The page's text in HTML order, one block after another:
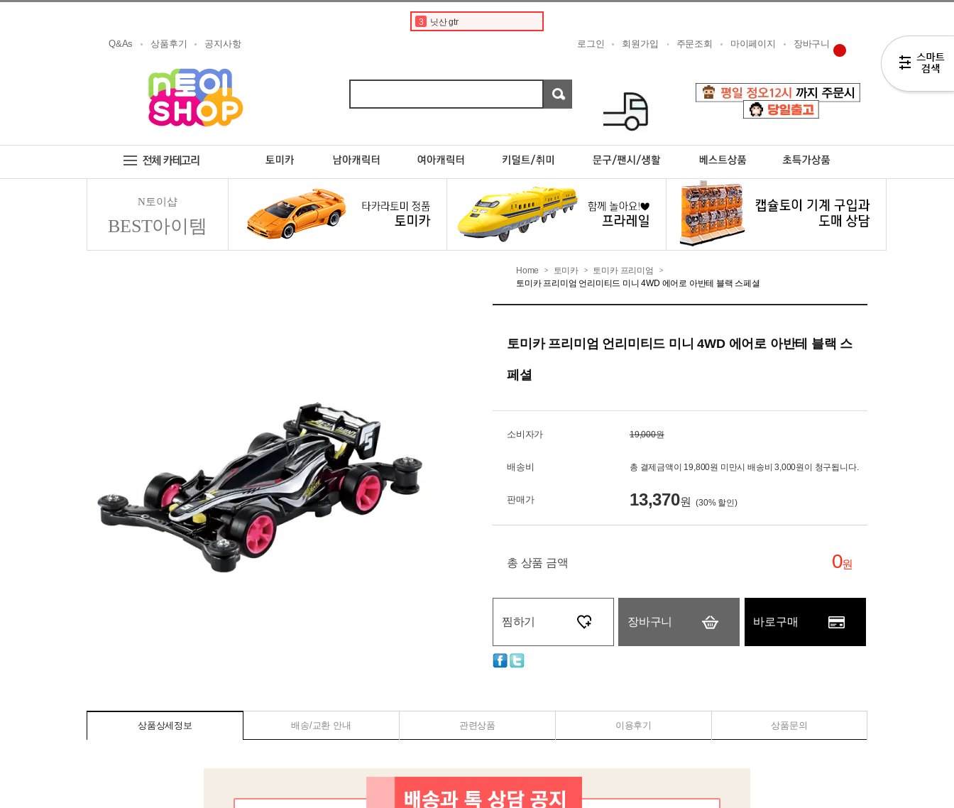
3 닛산 gtr
6 디즈니 카 토미카
9 포켓몬카드
10 타미야
2
Q&As 상품후기 공지사항 로그인 회원가입 주문조회 마이페이지 장바구니
N토이샵
BEST아이템
Home > 토미카 > 토미카 프리미엄 >
토미카 프리미엄 언리미티드 미니 4WD 에어로 아반테 블랙 스페셜
토미카 프리미엄 언리미티드 미니 4WD 에어로 아반테 블랙 스
페셜
소비자가 19,000원
배송비 총 결제금액이 19,800원 미만시 배송비 3,000원이 청구됩니다.
판매가 13,370원 (30% 할인)
총 상품 금액 0원
찜하기 장바구니 바로구매
상품상세정보 배송/교환 안내 관련상품 이용후기 상품문의